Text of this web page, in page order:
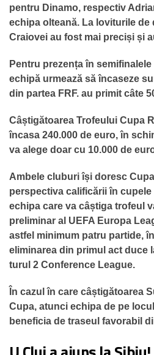
pentru Dinamo, respectiv
echipa olteană. La loviturile de
Craiovei au fost mai preciși și
Pentru prezența în
echipă urmează să încaseze
din partea FRF. au primit câte
Câștigătoarea Trofeului Cupa
încasa 240.000 de euro, în
va alege doar cu 10.000 de
Ambele cluburi își doresc
perspectiva calificării în
echipa care va câștiga trofeul
preliminar al UEFA Europa
astfel minimum patru partide,
eliminarea din primul act duce
turul 2 Conference League.
În cazul în care câștigătoarea
Cupa, atunci echipa de pe
beneficia de traseul favorabil